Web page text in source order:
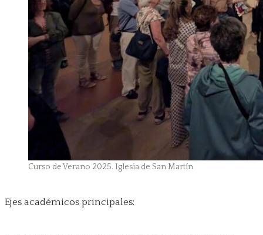
Curso de Verano 2025. Iglesia de San Martín
Ejes académicos principales: